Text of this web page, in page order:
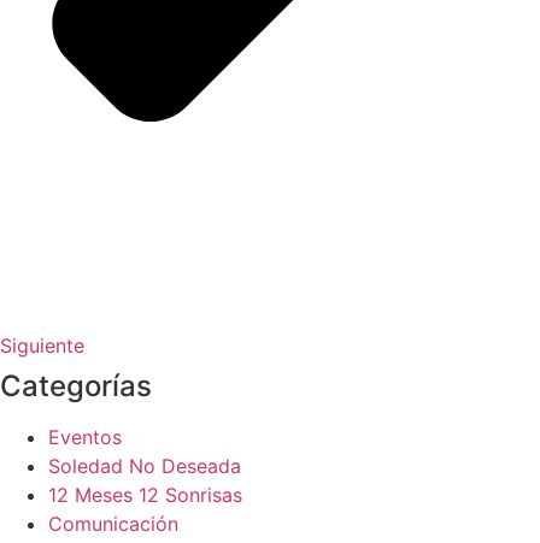
Siguiente
Categorías
Eventos
Soledad No Deseada
12 Meses 12 Sonrisas
Comunicación